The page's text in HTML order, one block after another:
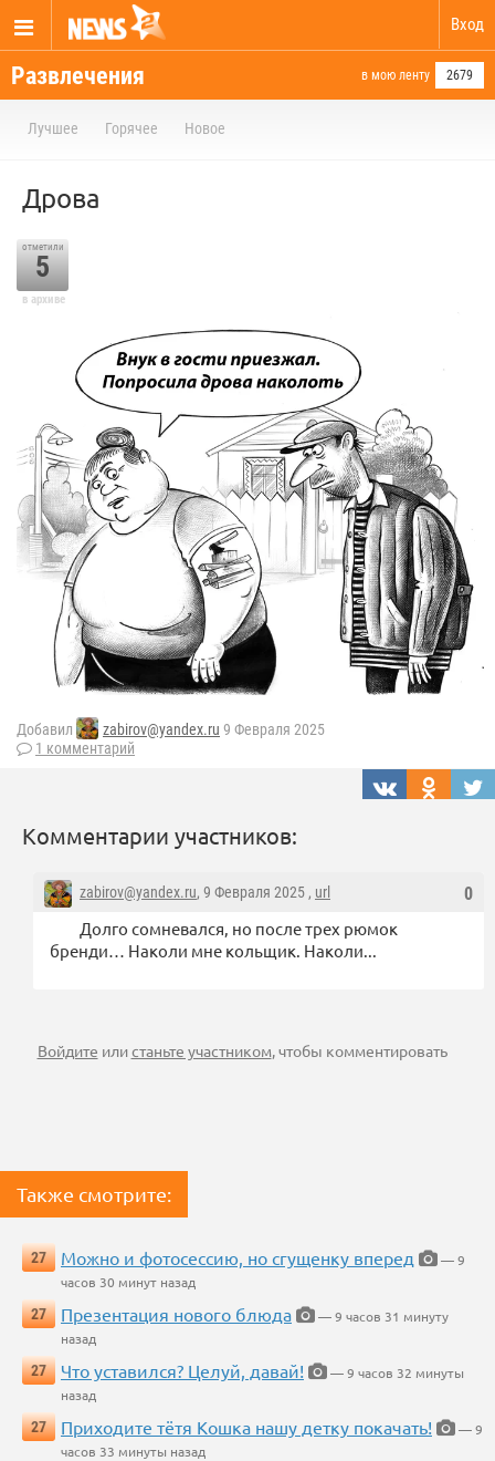
Вход
Развлечения в мою ленту 2679
Лучшее Горячее Новое
Дрова⁠⁠
отметили
5
в архиве
Добавил zabirov@yandex.ru 9 Февраля 2025
1 комментарий
Комментарии участников:
0
zabirov@yandex.ru, 9 Февраля 2025 , url
Долго сомневался, но после трех рюмок
бренди… Наколи мне кольщик. Наколи...
Войдите илистаньте участником, чтобы комментировать
Также смотрите:
27 Можно и фотосессию, но сгущенку вперед
— 9
часов 30 минут назад
27
Презентация нового блюда
— 9 часов 31 минуту
назад
27
Что уставился? Целуй, давай!
— 9 часов 32 минуты
назад
27
Приходите тётя Кошка нашу детку покачать!
— 9
часов 33 минуты назад